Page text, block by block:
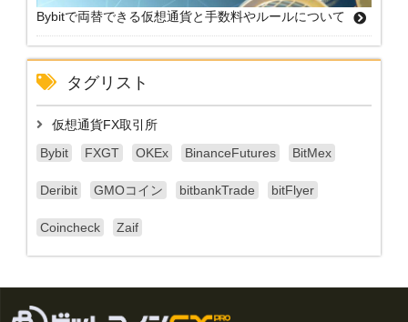
Bybitで両替できる仮想通貨と手数料やルールについて
タグリスト
仮想通貨FX取引所
Bybit
FXGT OKEx BinanceFutures BitMex
Deribit GMOコイン bitbankTrade bitFlyer
Coincheck Zaif